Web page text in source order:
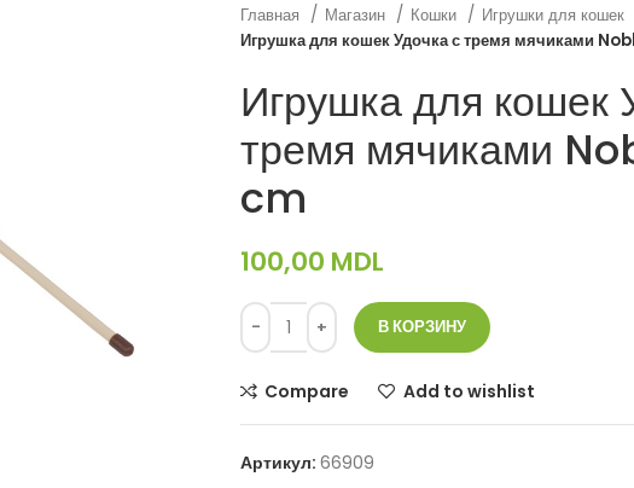
Главная Магазин Кошки
Игрушки для кошек
Игрушка для кошек Удочка с тремя мячиками
Игрушка для кошек
тремя мячиками
cm
100,00 MDL
В КОРЗИНУ
Compare Add to wishlist
Артикул: 66909